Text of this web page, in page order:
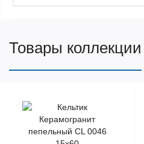
Товары коллекции